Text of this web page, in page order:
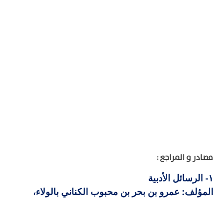
مصادر و المراجع :
١-
الرسائل الأدبية
المؤلف: عمرو بن بحر بن محبوب الكناني بالولاء،